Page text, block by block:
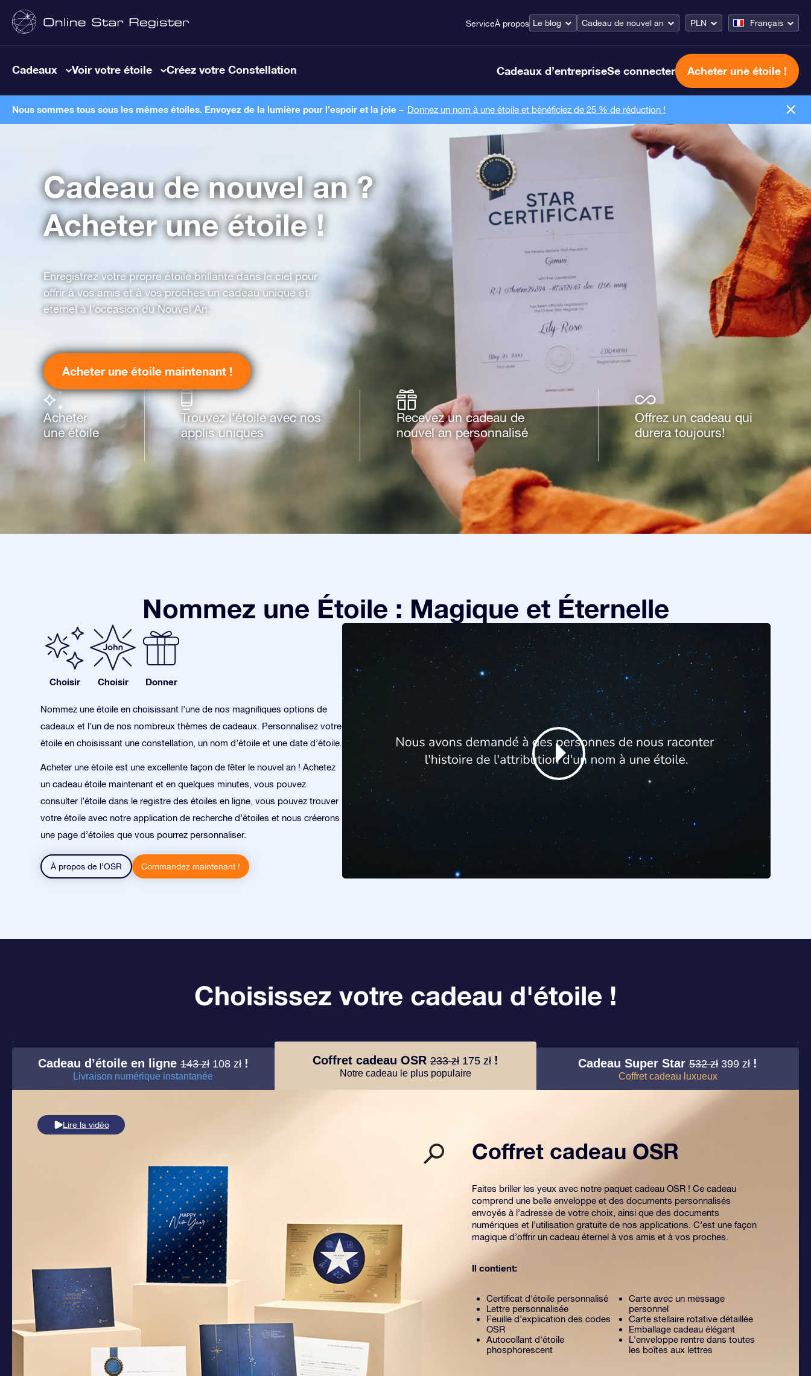
ServiceÀ propos Le blog Cadeau de nouvel an PLN Français
Cadeaux Voir votre étoile Créez votre Constellation Cadeaux d’entrepriseSe connecter Acheter une étoile !
Nous sommes tous sous les mêmes étoiles. Envoyez de la lumière pour l’espoir et la joie – Donnez un nom à une étoile et bénéficiez de 25 % de réduction !
Cadeau de nouvel an ?
Acheter une étoile !
Enregistrez votre propre étoile brillante dans le ciel pour
offrir à vos amis et à vos proches un cadeau unique et
éternel à l'occasion du Nouvel An.
Acheter une étoile maintenant !
Acheter
une étoile
Trouvez l’étoile avec nos
applis uniques
Recevez un cadeau de
nouvel an personnalisé
Offrez un cadeau qui
durera toujours!
Nommez une Étoile : Magique et Éternelle
Choisir Choisir Donner
Nommez une étoile en choisissant l’une de nos magnifiques options de
cadeaux et l’un de nos nombreux thèmes de cadeaux. Personnalisez votre
étoile en choisissant une constellation, un nom d’étoile et une date d’étoile.
Acheter une étoile est une excellente façon de fêter le nouvel an ! Achetez
un cadeau étoile maintenant et en quelques minutes, vous pouvez
consulter l’étoile dans le registre des étoiles en ligne, vous pouvez trouver
votre étoile avec notre application de recherche d’étoiles et nous créerons
une page d’étoiles que vous pourrez personnaliser.
À propos de l’OSR Commandez maintenant !
Choisissez votre cadeau d'étoile !
Cadeau d’étoile en ligne143 zł 108 zł !
Livraison numérique instantanée
Coffret cadeau OSR 233 zł 175 zł !
Notre cadeau le plus populaire
Cadeau Super Star532 zł 399 zł !
Coffret cadeau luxueux
Lire la vidéo
Coffret cadeau OSR
Faites briller les yeux avec notre paquet cadeau OSR ! Ce cadeau
comprend une belle enveloppe et des documents personnalisés
envoyés à l’adresse de votre choix, ainsi que des documents
numériques et l’utilisation gratuite de nos applications. C’est une façon
magique d’offrir un cadeau éternel à vos amis et à vos proches.
Il contient:
Certificat d'étoile personnalisé
Lettre personnalisée
Feuille d'explication des codes
OSR
Autocollant d'étoile
phosphorescent
Carte avec un message
personnel
Carte stellaire rotative détaillée
Emballage cadeau élégant
L'enveloppe rentre dans toutes
les boîtes aux lettres